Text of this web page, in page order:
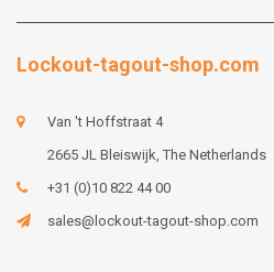
Lockout-tagout-shop.com
Van 't Hoffstraat 4
2665 JL Bleiswijk, The Netherlands
+31 (0)10 822 44 00
sales@lockout-tagout-shop.com